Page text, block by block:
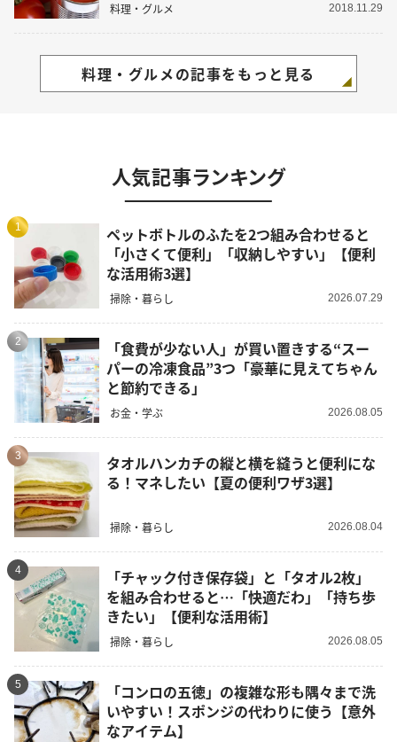
料理・グルメ 2018.11.29
料理・グルメの記事をもっと見る
人気記事ランキング
1
ペットボトルのふたを2つ組み合わせると
「小さくて便利」「収納しやすい」【便利
な活用術3選】
掃除・暮らし 2026.07.29
2
「食費が少ない人」が買い置きする“スー
パーの冷凍食品”3つ「豪華に見えてちゃん
と節約できる」
お金・学ぶ 2026.08.05
3
タオルハンカチの縦と横を縫うと便利にな
る！マネしたい【夏の便利ワザ3選】
掃除・暮らし 2026.08.04
4
「チャック付き保存袋」と「タオル2枚」
を組み合わせると…「快適だわ」「持ち歩
きたい」【便利な活用術】
掃除・暮らし 2026.08.05
5
「コンロの五徳」の複雑な形も隅々まで洗
いやすい！スポンジの代わりに使う【意外
なアイテム】